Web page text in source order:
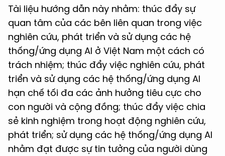
Tài liệu hướng dẫn này nhằm: thúc đẩy sự
quan tâm của các bên liên quan trong việc
nghiên cứu, phát triển và sử dụng các hệ
thống/ứng dụng AI ở Việt Nam một cách có
trách nhiệm; thúc đẩy việc nghiên cứu, phát
triển và sử dụng các hệ thống/ứng dụng AI
hạn chế tối đa các ảnh hưởng tiêu cực cho
con người và cộng đồng; thúc đẩy việc chia
sẻ kinh nghiệm trong hoạt động nghiên cứu,
phát triển; sử dụng các hệ thống/ứng dụng AI
nhằm đạt được sự tin tưởng của người dùng